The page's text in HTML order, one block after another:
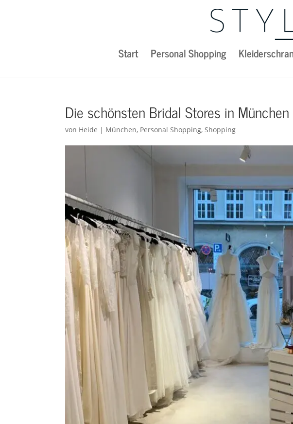
Start Personal Shopping
Die schönsten Bridal Stores in
von Heide | München, Personal Shopping,Shopping